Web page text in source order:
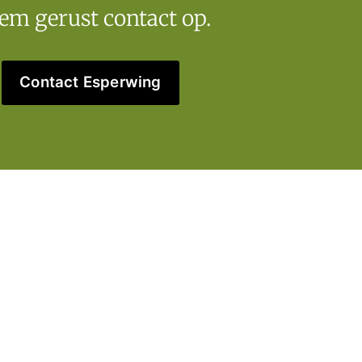
gerust contact op.
Contact Esperwing